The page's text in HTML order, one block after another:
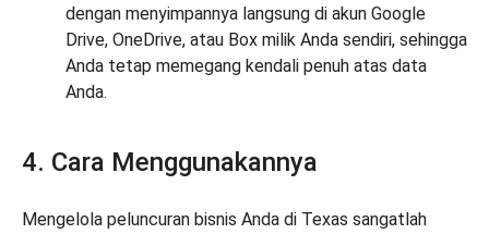
dengan menyimpannya langsung di akun Google
Drive, OneDrive, atau Box milik Anda sendiri, sehingga
Anda tetap memegang kendali penuh atas data
Anda.
4. Cara Menggunakannya
Mengelola peluncuran bisnis Anda di Texas sangatlah